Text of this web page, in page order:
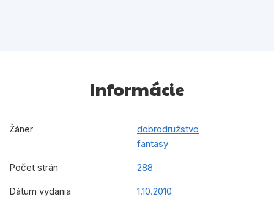
Informácie
Žáner
dobrodružstvo
fantasy
Počet strán 288
Dátum vydania 1.10.2010